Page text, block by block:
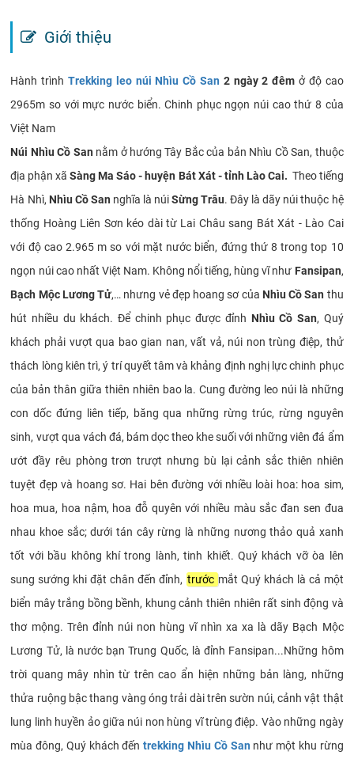
Giới thiệu
Hành trìnhTrekking leo núi Nhìu Cồ San 2 ngày 2 đêm ở độ cao
2965m so với mực nước biển. Chinh phục ngọn núi cao thứ 8 của
Việt Nam
Núi Nhìu Cồ San nằm ở hướng Tây Bắc của bản Nhìu Cồ San, thuộc
địa phận xãSàng Ma Sáo - huyện Bát Xát - tỉnh Lào Cai. Theo tiếng
Hà Nhì, Nhìu Cồ San nghĩa là núiSừng Trâu. Đây là dãy núi thuộc hệ
thống Hoàng Liên Sơn kéo dài từ Lai Châu sang Bát Xát - Lào Cai
với độ cao 2.965 m so với mặt nước biển, đứng thứ 8 trong top 10
ngọn núi cao nhất Việt Nam. Không nổi tiếng, hùng vĩ như Fansipan,
Bạch Mộc Lương Tử,… nhưng vẻ đẹp hoang sơ của Nhìu Cồ San thu
hút nhiều du khách. Để chinh phục được đỉnh Nhìu Cồ San, Quý
khách phải vượt qua bao gian nan, vất vả, núi non trùng điệp, thử
thách lòng kiên trì, ý trí quyết tâm và khảng định nghị lực chinh phục
của bản thân giữa thiên nhiên bao la. Cung đường leo núi là những
con dốc đứng liên tiếp, băng qua những rừng trúc, rừng nguyên
sinh, vượt qua vách đá, bám dọc theo khe suối với những viên đá ẩm
ướt đầy rêu phòng trơn trượt nhưng bù lại cảnh sắc thiên nhiên
tuyệt đẹp và hoang sơ. Hai bên đường với nhiều loài hoa: hoa sim,
hoa mua, hoa nậm, hoa đỗ quyên với nhiều màu sắc đan sen đua
nhau khoe sắc; dưới tán cây rừng là những nương thảo quả xanh
tốt với bầu không khí trong lành, tinh khiết. Quý khách vỡ òa lên
sung sướng khi đặt chân đến đỉnh, trước mắt Quý khách là cả một
biển mây trắng bồng bềnh, khung cảnh thiên nhiên rất sinh động và
thơ mộng. Trên đỉnh núi non hùng vĩ nhìn xa xa là dãy Bạch Mộc
Lương Tử, là nước bạn Trung Quốc, là đỉnh Fansipan...Những hôm
trời quang mây nhìn từ trên cao ẩn hiện những bản làng, những
thửa ruộng bậc thang vàng óng trải dài trên sườn núi, cảnh vật thật
lung linh huyền ảo giữa núi non hùng vĩ trùng điệp. Vào những ngày
mùa đông, Quý khách đếntrekking Nhìu Cồ San như một khu rừng